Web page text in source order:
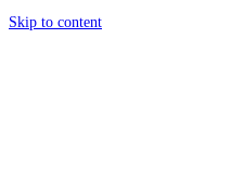
Skip to content